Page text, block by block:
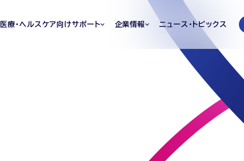
医療・ヘルスケア向けサポート 企業情報 ニュース・トピックス